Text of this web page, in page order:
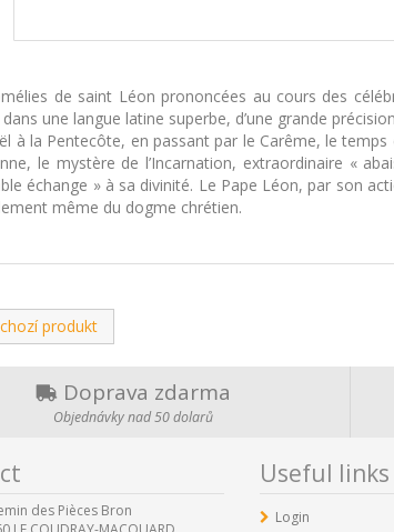
de saint Léon prononcées au cours des
une langue latine superbe, d’une grande
à la Pentecôte, en passant par le Carême, le
le mystère de l’Incarnation, extraordinaire «
échange » à sa divinité. Le Pape Léon, par son
même du dogme chrétien.
produkt
Doprava zdarma
Objednávky nad 50 dolarů
des Pièces Bron
Useful links
Login